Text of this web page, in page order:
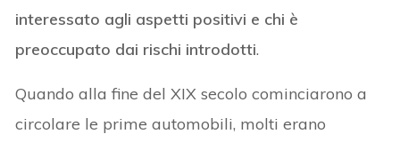
interessato agli aspetti positivi e chi è
preoccupato dai rischi introdotti.
Quando alla fine del XIX secolo cominciarono a
circolare le prime automobili, molti erano